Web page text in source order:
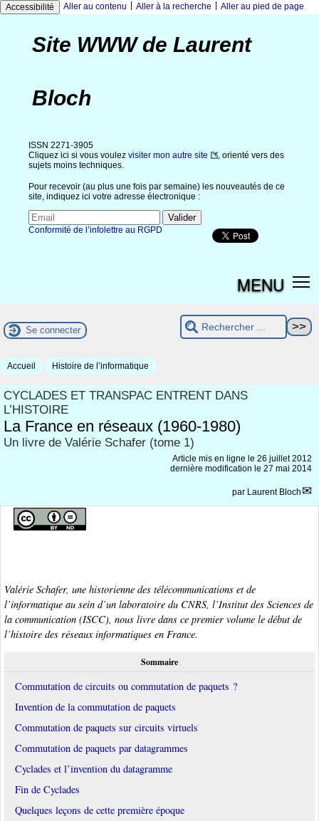
Accessibilité Aller au contenu Aller à la recherche Aller au pied de page
Site WWW de Laurent
Bloch
ISSN 2271-3905
Cliquez ici si vous voulez visiter mon autre site
, orienté vers des
sujets moins techniques.
Pour recevoir (au plus une fois par semaine) les nouveautés de ce
site, indiquez ici votre adresse électronique :
Conformité de l’infolettre au RGPD
MENU
Se connecter
Accueil Histoire de l’informatique
CYCLADES ET TRANSPAC ENTRENT DANS
L’HISTOIRE
La France en réseaux (1960-1980)
Un livre de Valérie Schafer (tome 1)
Article mis en ligne le 26 juillet 2012
dernière modification le 27 mai 2014
par Laurent Bloch
Valérie Schafer, une historienne des télécommunications et de
l’informatique au sein d’un laboratoire du CNRS, l’Institut des Sciences de
la communication (ISCC), nous livre dans ce premier volume le début de
l’histoire des réseaux informatiques en France.
Sommaire
Commutation de circuits ou commutation de paquets ?
Invention de la commutation de paquets
Commutation de paquets sur circuits virtuels
Commutation de paquets par datagrammes
Cyclades et l’invention du datagramme
Fin de Cyclades
Quelques leçons de cette première époque